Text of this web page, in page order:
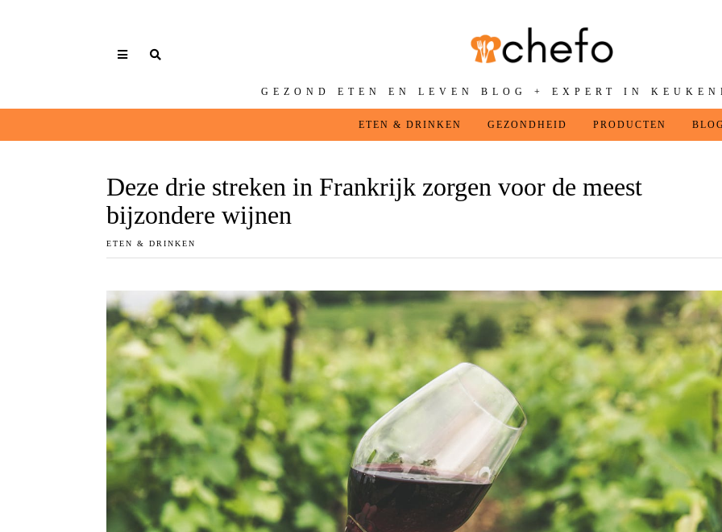
GEZOND ETEN EN LEVEN BLOG + EXPERT IN
ETEN & DRINKEN GEZONDHEID PRODUCTEN
Deze drie streken in Frankrijk zorgen voor de meest
bijzondere wijnen
ETEN & DRINKEN